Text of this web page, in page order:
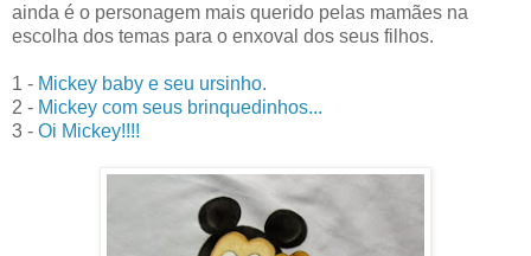
ainda é o personagem mais querido pelas mamães na
escolha dos temas para o enxoval dos seus filhos.
1 - Mickey baby e seu ursinho.
2 - Mickey com seus brinquedinhos...
3 - Oi Mickey!!!!